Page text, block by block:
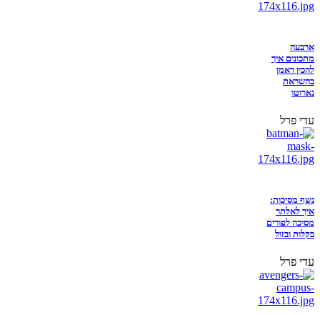
ארבעה
מתכונים איך
להכין ראמן
בהשראת
נארוטו
עדי פרל
נשף מסיכות:
איך לאלתר
מסיכה לפורים
בקלות ובזול
עדי פרל